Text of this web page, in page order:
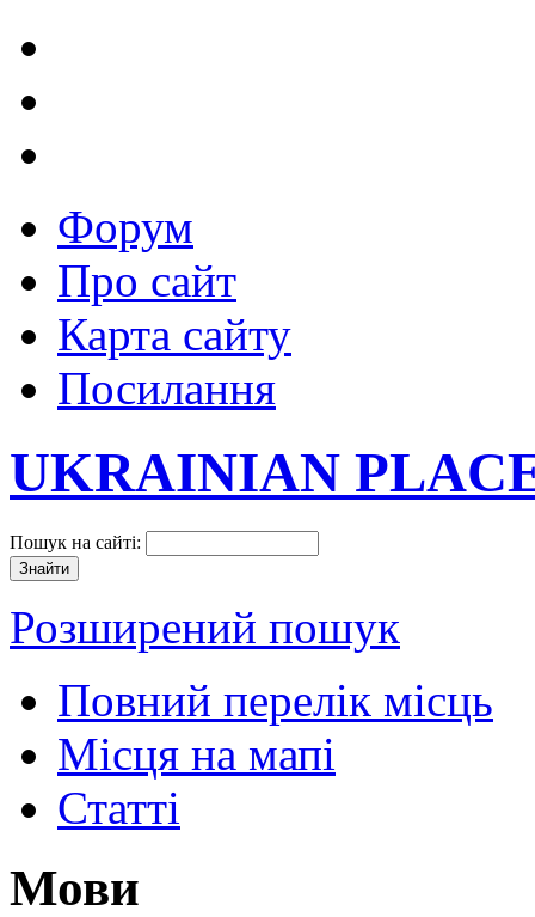
Форум
Про сайт
Карта сайту
Посилання
UKRAINIAN
Пошук на сайті:
Розширений пошук
Повний перелік місць
Місця на мапі
Статті
Мови